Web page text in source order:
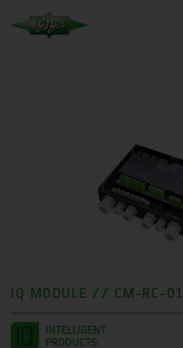
IQ MODULE // CM-RC-01